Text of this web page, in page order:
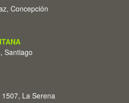
Concepción
Santiago
La Serena